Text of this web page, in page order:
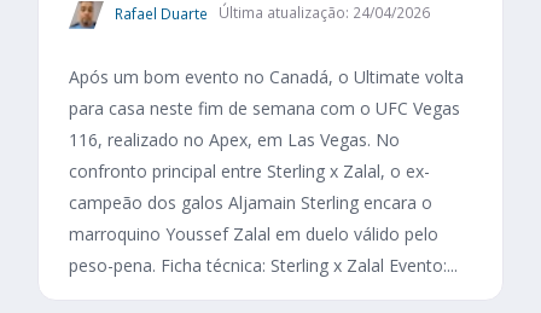
Rafael Duarte Última atualização: 24/04/2026
Após um bom evento no Canadá, o Ultimate volta
para casa neste fim de semana com o UFC Vegas
116, realizado no Apex, em Las Vegas. No
confronto principal entre Sterling x Zalal, o ex-
campeão dos galos Aljamain Sterling encara o
marroquino Youssef Zalal em duelo válido pelo
peso-pena. Ficha técnica: Sterling x Zalal Evento:...